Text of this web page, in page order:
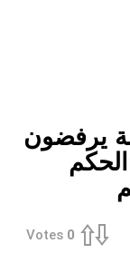
يرفضون
0
Votes